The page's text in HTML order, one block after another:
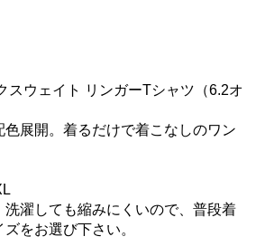
スウェイト リンガーTシャツ（6.2オ
展開。着るだけで着こなしのワン
洗濯しても縮みにくいので、普段着
をお選び下さい。